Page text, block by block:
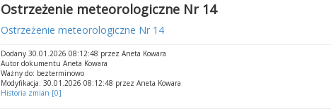
Ostrzeżenie meteorologiczne Nr 14
Ostrzeżenie meteorologiczne Nr 14
Dodany 30.01.2026 08:12:48 przez Aneta Kowara
Autor dokumentu Aneta Kowara
Ważny do: bezterminowo
Modyfikacja: 30.01.2026 08:12:48 przez Aneta Kowara
Historia zmian [0]